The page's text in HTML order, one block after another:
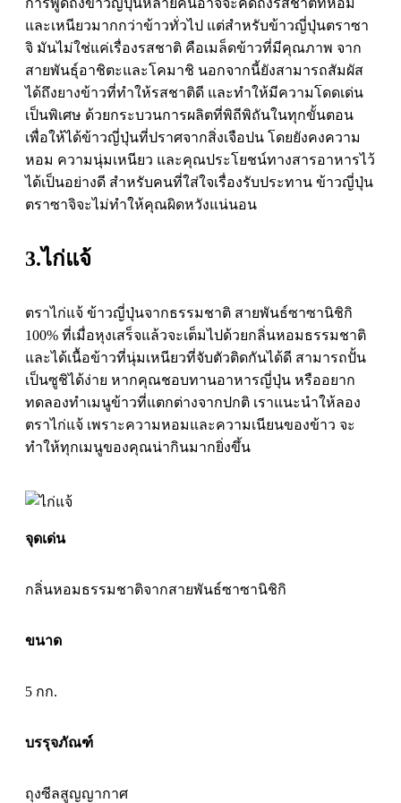
การพูดถึงข้าวญี่ปุ่นหลายคนอาจจะคิดถึงรสชาติที่หอม
และเหนียวมากกว่าข้าวทั่วไป แต่สำหรับข้าวญี่ปุ่นตราซา
จิ มันไม่ใช่แค่เรื่องรสชาติ คือเมล็ดข้าวที่มีคุณภาพ จาก
สายพันธุ์อาชิตะและโคมาชิ นอกจากนี้ยังสามารถสัมผัส
ได้ถึงยางข้าวที่ทำให้รสชาติดี และทำให้มีความโดดเด่น
เป็นพิเศษ ด้วยกระบวนการผลิตที่พิถีพิถันในทุกขั้นตอน
เพื่อให้ได้ข้าวญี่ปุ่นที่ปราศจากสิ่งเจือปน โดยยังคงความ
หอม ความนุ่มเหนียว และคุณประโยชน์ทางสารอาหารไว้
ได้เป็นอย่างดี สำหรับคนที่ใส่ใจเรื่องรับประทาน ข้าวญี่ปุ่น
ตราซาจิจะไม่ทำให้คุณผิดหวังแน่นอน
3.ไก่แจ้
ตราไก่แจ้ ข้าวญี่ปุ่นจากธรรมชาติ สายพันธ์ซาซานิชิกิ
100% ที่เมื่อหุงเสร็จแล้วจะเต็มไปด้วยกลิ่นหอมธรรมชาติ
และได้เนื้อข้าวที่นุ่มเหนียวที่จับตัวติดกันได้ดี สามารถปั้น
เป็นซูชิได้ง่าย หากคุณชอบทานอาหารญี่ปุ่น หรืออยาก
ทดลองทำเมนูข้าวที่แตกต่างจากปกติ เราแนะนำให้ลอง
ตราไก่แจ้ เพราะความหอมและความเนียนของข้าว จะ
ทำให้ทุกเมนูของคุณน่ากินมากยิ่งขึ้น
จุดเด่น
กลิ่นหอมธรรมชาติจากสายพันธ์ซาซานิชิกิ
ขนาด
5 กก.
บรรุจภัณฑ์
ถุงซีลสูญญากาศ